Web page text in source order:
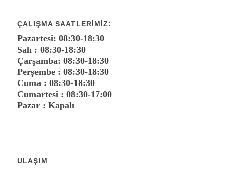
ÇALIŞMA SAATLERIMIZ:
Pazartesi: 08:30-18:30
Salı : 08:30-18:30
Çarşamba: 08:30-18:30
Perşembe : 08:30-18:30
Cuma : 08:30-18:30
Cumartesi : 08:30-17:00
Pazar : Kapalı
ULAŞIM